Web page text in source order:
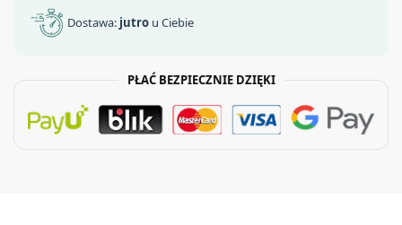
Dostawa: jutro u Ciebie
PŁAĆ BEZPIECZNIE DZIĘKI